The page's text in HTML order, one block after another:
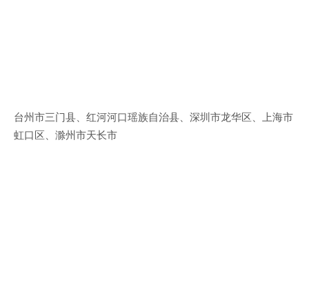
台州市三门县、红河河口瑶族自治县、深圳市龙华区、上海市
虹口区、滁州市天长市